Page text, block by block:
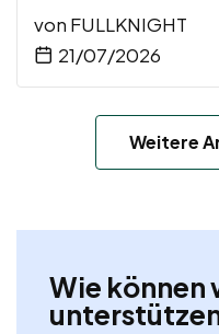
von FULLKNIGHT
21/07/2026
Weitere
Wie können